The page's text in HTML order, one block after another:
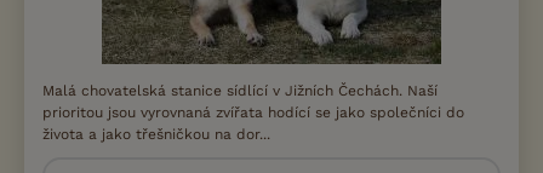
Malá chovatelská stanice sídlící v Jižních Čechách. Naší
prioritou jsou vyrovnaná zvířata hodící se jako společníci do
života a jako třešničkou na dor...